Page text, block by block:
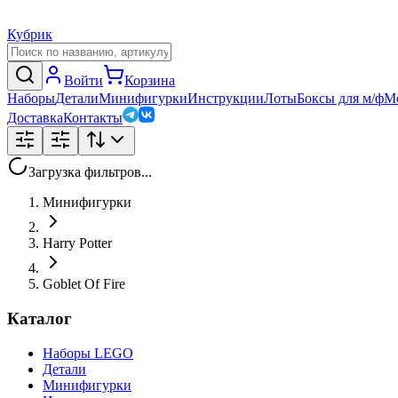
Кубрик
Войти
Корзина
НаборыДеталиМинифигуркиИнструкцииЛотыБоксы для м/ф
ДоставкаКонтакты
Загрузка фильтров...
Минифигурки
Harry Potter
Goblet Of Fire
Каталог
Наборы LEGO
Детали
Минифигурки